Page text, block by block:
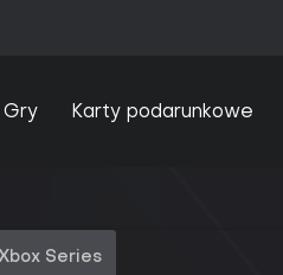
Gry Karty podarunkowe
Series